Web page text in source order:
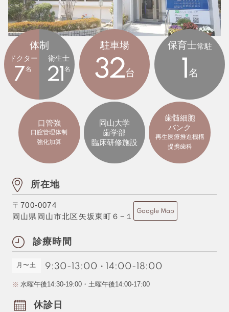
体制
ドクター
7 名
衛生士
21名
駐車場
32台
保育士常駐
1名
口管強
口腔管理体制
強化加算
岡山大学
歯学部
臨床研修施設
歯髄細胞
バンク
再生医療推進機構
提携歯科
所在地
〒700-0074
岡山県岡山市北区矢坂東町６−１
Google Map
診療時間
月〜土 9:30-13:00 ・ 14:00-18:00
水曜午後14:30-19:00・土曜午後14:00-17:00
休診日